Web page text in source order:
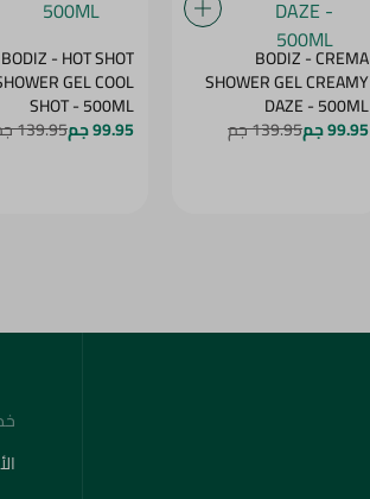
BODIZ - CREMA
SHOWER GEL CREAMY
DAZE - 500ML
99.95 جم 139.95 جم
BODIZ - HOT SHOT
GEL COOL
SHOT - 500ML
99.95 جم 139.95 جم